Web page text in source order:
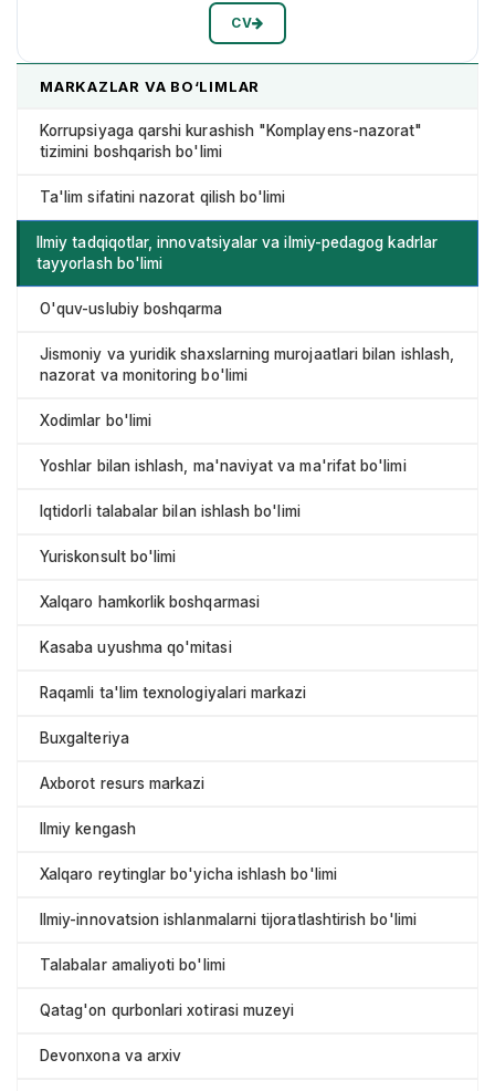
CV
MARKAZLAR VA BO‘LIMLAR
Korrupsiyaga qarshi kurashish "Komplayens-nazorat"
tizimini boshqarish bo'limi
Ta'lim sifatini nazorat qilish bo'limi
Ilmiy tadqiqotlar, innovatsiyalar va ilmiy-pedagog kadrlar
tayyorlash bo'limi
O'quv-uslubiy boshqarma
Jismoniy va yuridik shaxslarning murojaatlari bilan ishlash,
nazorat va monitoring bo'limi
Xodimlar bo'limi
Yoshlar bilan ishlash, ma'naviyat va ma'rifat bo'limi
Iqtidorli talabalar bilan ishlash bo'limi
Yuriskonsult bo'limi
Xalqaro hamkorlik boshqarmasi
Kasaba uyushma qo'mitasi
Raqamli ta'lim texnologiyalari markazi
Buxgalteriya
Axborot resurs markazi
Ilmiy kengash
Xalqaro reytinglar bo'yicha ishlash bo'limi
Ilmiy-innovatsion ishlanmalarni tijoratlashtirish bo'limi
Talabalar amaliyoti bo'limi
Qatag'on qurbonlari xotirasi muzeyi
Devonxona va arxiv